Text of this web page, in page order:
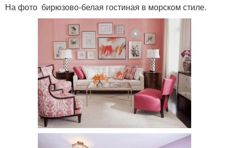
На фото бирюзово-белая гостиная в морском стиле.